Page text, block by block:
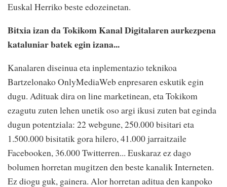
Euskal Herriko beste edozeinetan.
Bitxia izan da Tokikom Kanal Digitalaren aurkezpena
kataluniar batek egin izana...
Kanalaren diseinua eta inplementazio teknikoa
Bartzelonako OnlyMediaWeb enpresaren eskutik egin
dugu. Adituak dira on line marketinean, eta Tokikom
ezagutu zuten lehen unetik oso argi ikusi zuten bat eginda
dugun potentziala: 22 webgune, 250.000 bisitari eta
1.500.000 bisitatik gora hilero, 41.000 jarraitzaile
Facebooken, 36.000 Twitterren... Euskaraz ez dago
bolumen horretan mugitzen den beste kanalik Interneten.
Ez diogu guk, gainera. Alor horretan aditua den kanpoko